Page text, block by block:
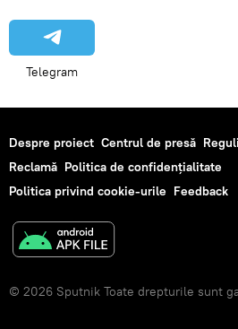
Telegram
Despre proiect Centrul de presă Reguli
Reclamă Politica de confidențialitate
Politica privind cookie-urile Feedback
© 2026 Sputnik Toate drepturile sunt